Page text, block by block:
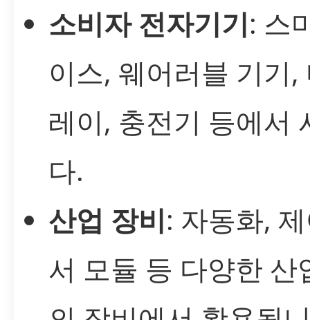
소비자 전자기기: 스
이스, 웨어러블 기기,
레이, 충전기 등에서
다.
산업 장비: 자동화,
서 모듈 등 다양한 산